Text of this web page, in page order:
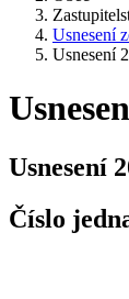
Usnesení
Usnesení
Usnesení
Číslo